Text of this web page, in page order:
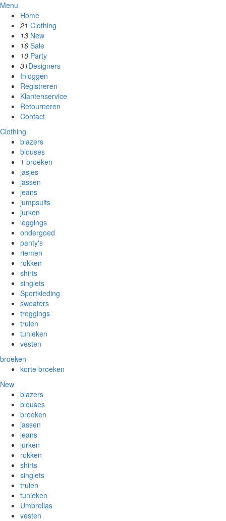
Menu
Home
21 Clothing
13 New
16 Sale
10 Party
31Designers
Inloggen
Registreren
Klantenservice
Retourneren
Contact
Clothing
blazers
blouses
1 broeken
jasjes
jassen
jeans
jumpsuits
jurken
leggings
ondergoed
panty's
riemen
rokken
shirts
singlets
Sportkleding
sweaters
treggings
truien
tunieken
vesten
broeken
korte broeken
New
blazers
blouses
broeken
jassen
jeans
jurken
rokken
shirts
singlets
truien
tunieken
Umbrellas
vesten